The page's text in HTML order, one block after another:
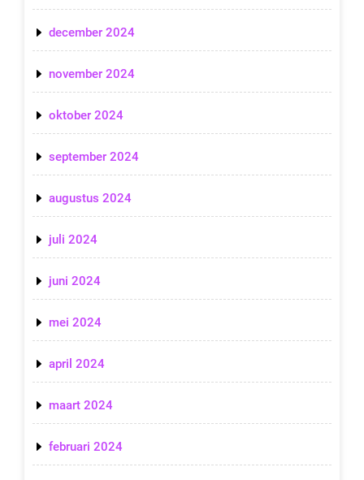
december 2024
november 2024
oktober 2024
september 2024
augustus 2024
juli 2024
juni 2024
mei 2024
april 2024
maart 2024
februari 2024